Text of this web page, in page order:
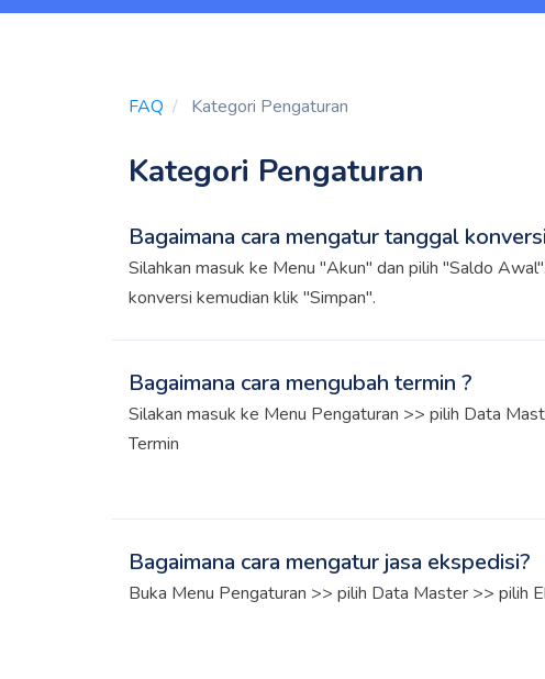
FAQ Kategori Pengaturan
Kategori Pengaturan
Bagaimana cara mengatur tanggal
Silahkan masuk ke Menu "Akun" dan pilih "Saldo
konversi kemudian klik "Simpan".
Bagaimana cara mengubah termin ?
Silakan masuk ke Menu Pengaturan >> pilih Data
Termin
Bagaimana cara mengatur jasa ekspedisi?
Buka Menu Pengaturan >> pilih Data Master >> pilih